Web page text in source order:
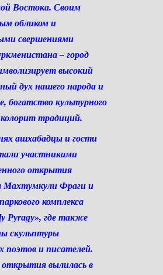
Востока. Своим
обликом и
свершениями
– город
высокий
дух нашего народа и
богатство культурного
колорит традиций.
ашхабадцы и гости
участниками
открытия
Махтумкули Фраги и
комплекса
Pyragy», где также
скульптуры
поэтов и писателей.
вылилась в